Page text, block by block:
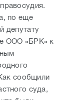
по еще
депутату
ООО «БРК» к
сообщили
суда,